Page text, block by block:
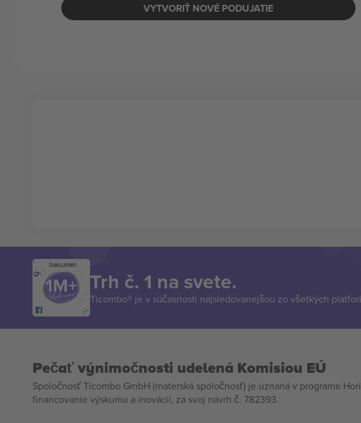
VYTVORIŤ NOVÉ PODUJATIE
ĎAKUJEME!
Trh č. 1 na svete.
Ticombo® je v súčasnosti najsledovanejšou zo všetkých
Pečať výnimočnosti udelená Komisiou EÚ
Spoločnosť Ticombo GmbH (materská spoločnosť) je uznaná v programe
financovanie výskumu a inovácií, za svoj návrh č. 782393.